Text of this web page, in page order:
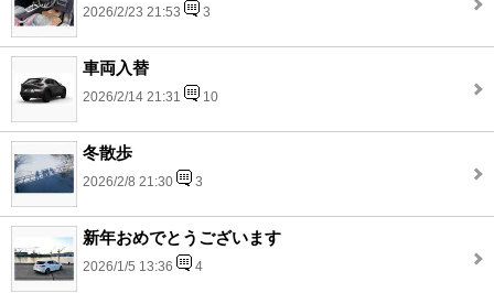
2026/2/23 21:53 3
車両入替
2026/2/14 21:31 10
冬散歩
2026/2/8 21:30 3
新年おめでとうございます
2026/1/5 13:36 4